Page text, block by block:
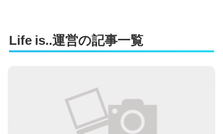
Life is..運営の記事一覧